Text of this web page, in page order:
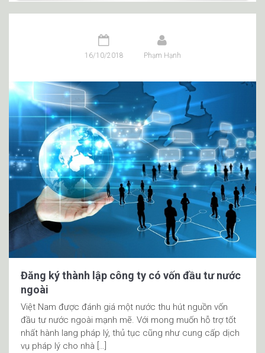
16/10/2018 Phạm Hạnh
Đăng ký thành lập công ty có vốn đầu tư nước
ngoài
Việt Nam được đánh giá một nước thu hút nguồn vốn
đầu tư nước ngoài mạnh mẽ. Với mong muốn hỗ trợ tốt
nhất hành lang pháp lý, thủ tục cũng như cung cấp dịch
vụ pháp lý cho nhà […]